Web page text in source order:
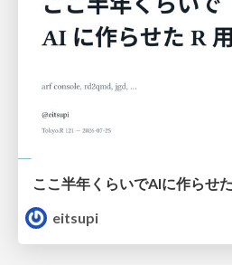
ここ半年くらいでAIに作らせ
eitsupi